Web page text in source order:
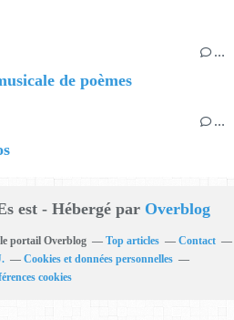
…
de poèmes
…
est - Hébergé par Overblog
portail Overblog Top articles
Contact
Cookies et données personnelles
cookies